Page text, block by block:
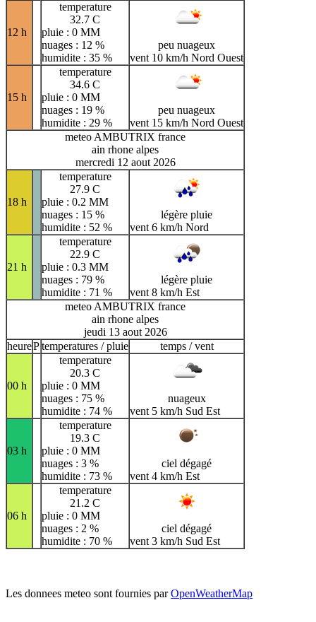
12 h
temperature
32.7 C
pluie : 0 MM
nuages : 12 %
humidite : 35 %
peu nuageux
vent 10 km/h Nord Ouest
15 h
temperature
34.6 C
pluie : 0 MM
nuages : 19 %
humidite : 29 %
peu nuageux
vent 15 km/h Nord Ouest
meteo AMBUTRIX france
ain rhone alpes
mercredi 12 aout 2026
18 h
temperature
27.9 C
pluie : 0.2 MM
nuages : 15 %
humidite : 52 %
légère pluie
vent 6 km/h Nord
21 h
temperature
22.9 C
pluie : 0.3 MM
nuages : 79 %
humidite : 71 %
légère pluie
vent 8 km/h Est
meteo AMBUTRIX france
ain rhone alpes
jeudi 13 aout 2026
heurePtemperatures / pluie temps / vent
00 h
temperature
20.3 C
pluie : 0 MM
nuages : 75 %
humidite : 74 %
nuageux
vent 5 km/h Sud Est
03 h
temperature
19.3 C
pluie : 0 MM
nuages : 3 %
humidite : 73 %
ciel dégagé
vent 4 km/h Est
06 h
temperature
21.2 C
pluie : 0 MM
nuages : 2 %
humidite : 70 %
ciel dégagé
vent 3 km/h Sud Est
Les donnees meteo sont fournies parOpenWeatherMap